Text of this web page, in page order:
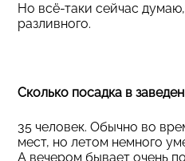
Но всё-таки сейчас
разливного.
Сколько посадка в
35 человек. Обычно во
мест, но летом немного
А вечером бывает очень